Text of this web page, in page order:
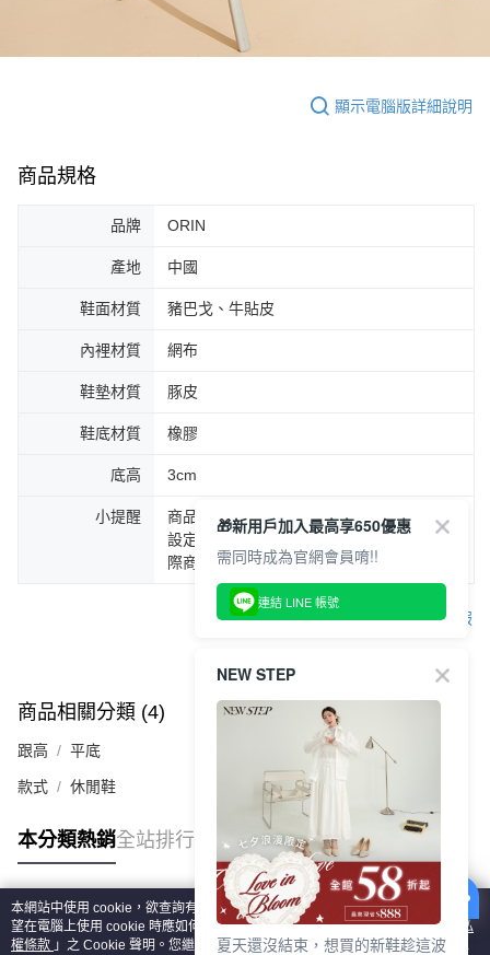
顯示電腦版詳細說明
商品規格
品牌 ORIN
產地 中國
鞋面材質 豬巴戈、牛貼皮
內裡材質 網布
鞋墊材質 豚皮
鞋底材質 橡膠
底高 3cm
小提醒
商品圖片顏色會因拍攝燈光環境或個人螢幕
設定不同，而造成部份色差現象，顏色以實
際商品為主。
客服
商品相關分類 (4)
跟高 平底
款式 休閒鞋
本分類熱銷全站排行
熱門標籤
本網站中使用 cookie，欲查詢有關本網站使用 cookie 方式之詳情，及若您不希
望在電腦上使用 cookie 時應如何變更電腦的 cookie 設定，請參閱本網站「
隱私
權條款 」之 Cookie 聲明。您繼續使用本網站即表示您同意本公司得按本網站使
🎁新用戶加入最高享650優惠
需同時成為官網會員唷!!
連結 LINE 帳號
NEW STEP
夏天還沒結束，想買的新鞋趁這波